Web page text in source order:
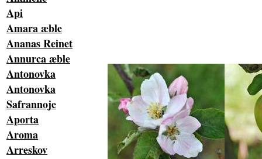
Api
Amara æble
Ananas Reinet
Annurca æble
Antonovka
Antonovka
Safrannoje
Aporta
Aroma
Arreskov